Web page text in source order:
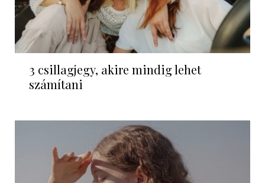
3 csillagjegy, akire mindig lehet
számítani